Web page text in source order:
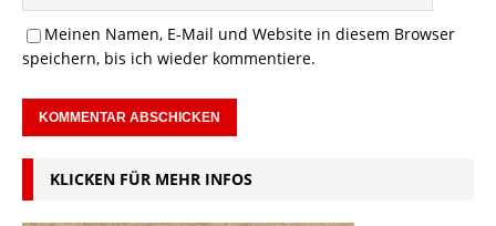
Meinen Namen, E-Mail und Website in diesem Browser
speichern, bis ich wieder kommentiere.
KLICKEN FÜR MEHR INFOS